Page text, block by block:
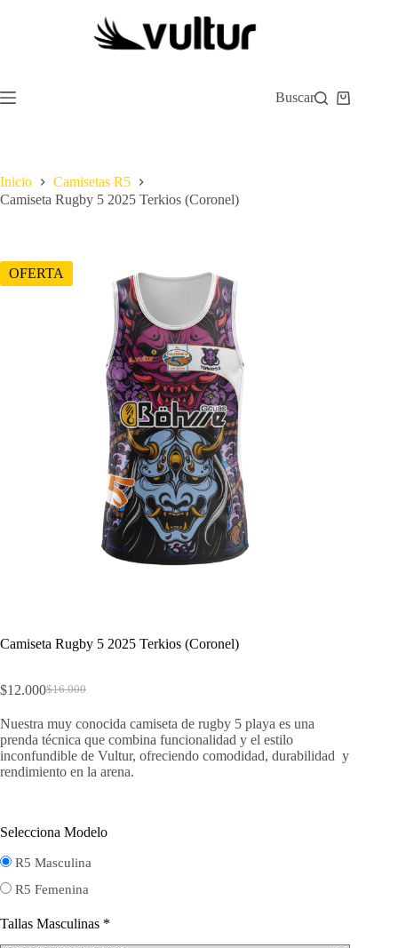
Buscar
Carro
Inicio
Camisetas R5
Camiseta Rugby 5 2025 Terkios (Coronel)
OFERTA
Camiseta Rugby 5 2025 Terkios (Coronel)
$16.000
El
original
era:
$16.000.
$12.000El
actual
es:
$12.000.
Nuestra muy conocida camiseta de rugby 5 playa es una
prenda técnica que combina funcionalidad y el estilo
inconfundible de Vultur, ofreciendo comodidad, durabilidad y
rendimiento en la arena.
Selecciona Modelo
R5 Masculina
R5 Femenina
Tallas Masculinas *